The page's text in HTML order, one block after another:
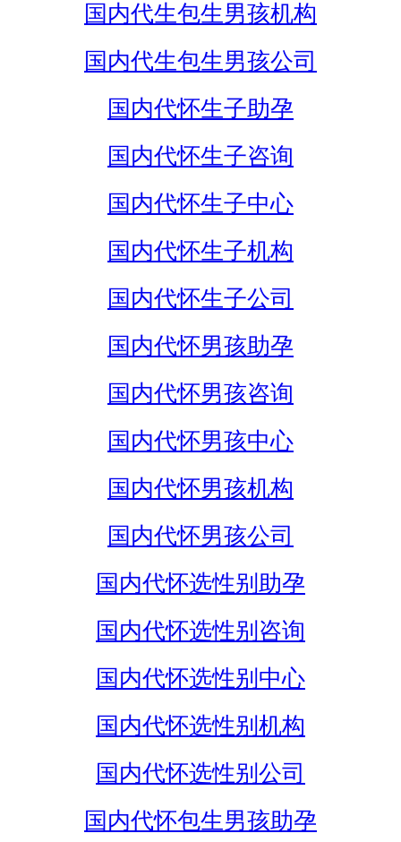
国内代生包生男孩机构
国内代生包生男孩公司
国内代怀生子助孕
国内代怀生子咨询
国内代怀生子中心
国内代怀生子机构
国内代怀生子公司
国内代怀男孩助孕
国内代怀男孩咨询
国内代怀男孩中心
国内代怀男孩机构
国内代怀男孩公司
国内代怀选性别助孕
国内代怀选性别咨询
国内代怀选性别中心
国内代怀选性别机构
国内代怀选性别公司
国内代怀包生男孩助孕